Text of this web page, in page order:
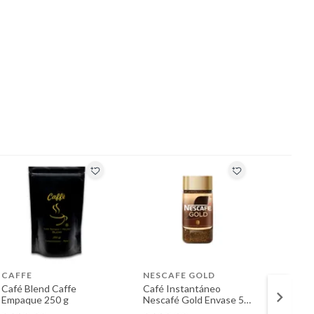
CAFFE
Café Blend Caffe
Empaque 250 g
NESCAFE GOLD
Café Instantáneo
Nescafé Gold Envase 50